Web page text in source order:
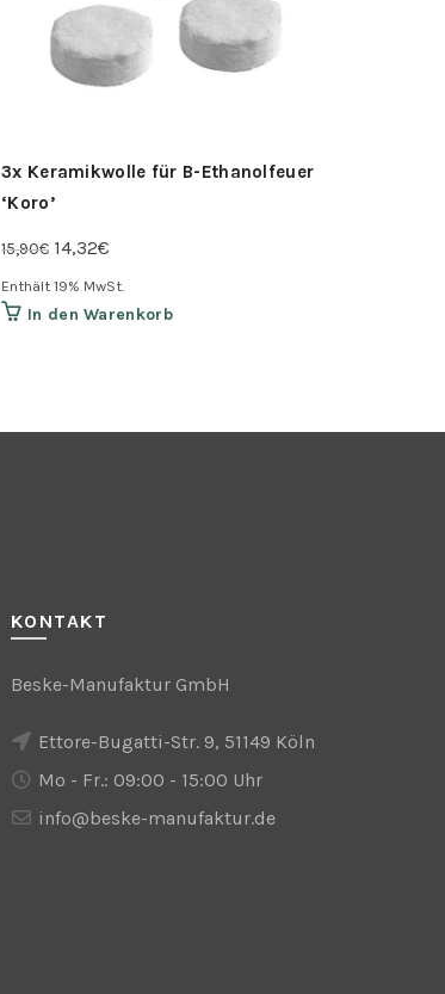
3x Keramikwolle für B-Ethanolfeuer
‘Koro’
15,90€ Ursprünglicher
war:
14,32€
Enthält 19% MwSt.
In den Warenkorb
KONTAKT
Beske-Manufaktur GmbH
Ettore-Bugatti-Str. 9, 51149 Köln
Mo - Fr.: 09:00 - 15:00 Uhr
info@beske-manufaktur.de